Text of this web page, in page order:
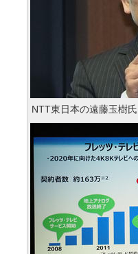
NTT東日本の遠藤玉樹氏